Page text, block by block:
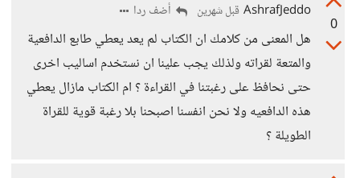
0
AshrafJeddo قبل شهرين أضف ردا
هل المعنى من كلامك ان الكتاب لم يعد يعطي طابع الدافعية
والمتعة لقراته ولذلك يجب علينا ان نستخدم اساليب اخرى
حتى نحافظ على رغبتنا في القراءة ؟ ام الكتاب مازال يعطي
هذه الدافعيه ولا نحن انفسنا اصبحنا بلا رغبة قوية للقراة
الطويلة ؟